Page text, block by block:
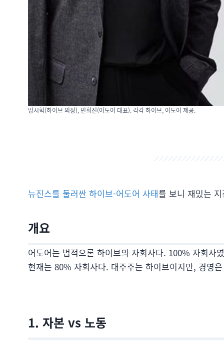
방시혁(하이브 의장), 민희진(어도어 대표). 각각 하이브, 어도어 제공.
뉴진스를 둘러싼 하이브-어도어 사태를 보니 재밌는
개요
어도어는 법적으론 하이브의 자회사다. 100% 자회사
현재는 80% 자회사다. 대주주는 하이브이지만, 경영
1. 자본 vs 노동